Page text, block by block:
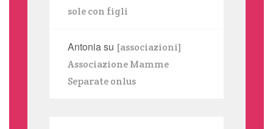
sole con figli
Antoniasu [associazioni]
Associazione Mamme
Separate onlus